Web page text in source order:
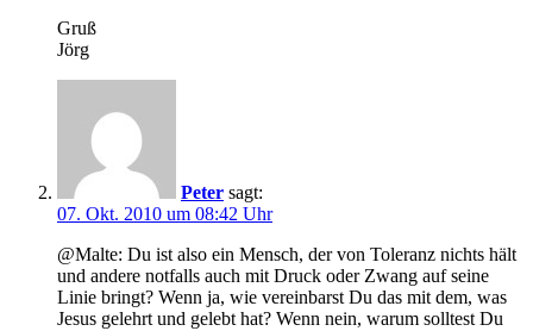
Gruß
Jörg
Peter sagt:
07. Okt. 2010 um 08:42 Uhr
@Malte: Du ist also ein Mensch, der von Toleranz nichts hält
und andere notfalls auch mit Druck oder Zwang auf seine
Linie bringt? Wenn ja, wie vereinbarst Du das mit dem, was
Jesus gelehrt und gelebt hat? Wenn nein, warum solltest Du